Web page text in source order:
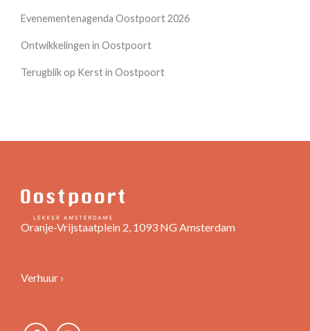
Evenementenagenda Oostpoort 2026
Ontwikkelingen in Oostpoort
Terugblik op Kerst in Oostpoort
Oranje-Vrijstaatplein 2, 1093 NG Amsterdam
Verhuur ›